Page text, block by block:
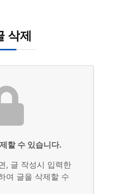
삭제
할 수 있습니다.
, 글 작성시 입력한
여 글을 삭제할 수